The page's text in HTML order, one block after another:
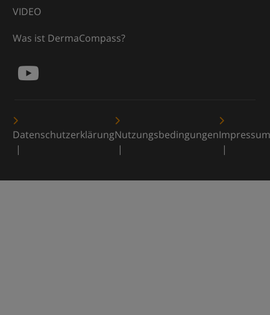
VIDEO
Was ist DermaCompass?
DatenschutzerklärungNutzungsbedingungenImpressum